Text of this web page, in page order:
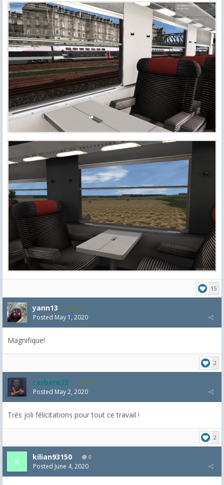
15
yann13 950
Posted May 1, 2020
Magnifique!
2
cerbere22 4,385
Posted May 2, 2020
Très joli félicitations pour tout ce travail !
2
kilian93150 0
Posted June 4, 2020